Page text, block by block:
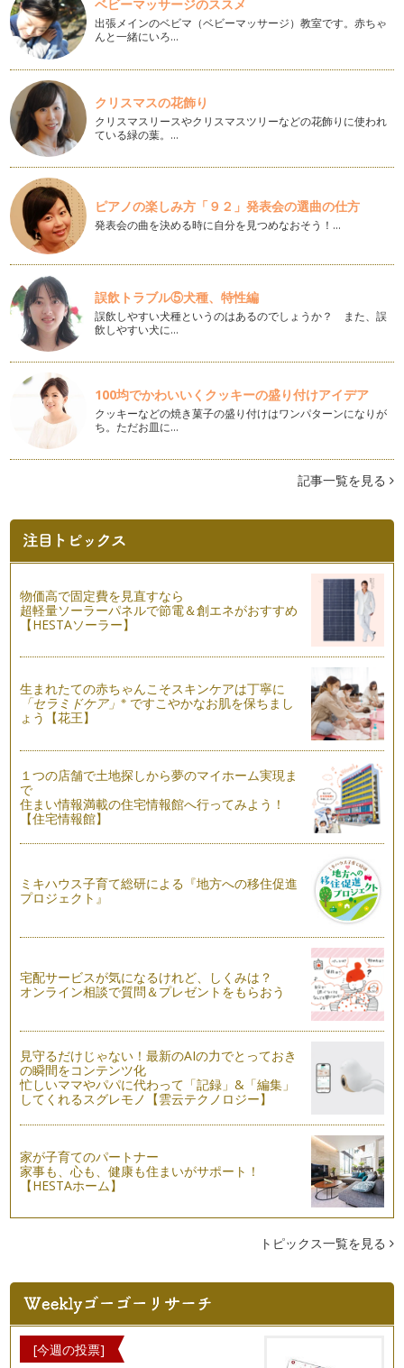
子どもへのまなざしが変わる、遊びを「作品」にする写真のス
スメ
子どもの遊びはアート！ おままごと、砂場遊び、工作遊び…。
スマホできれいな料理写真を撮る３つのポイント
フォトレッスンを始めてから7年。コンデジからスマホへと、
子ども写真を撮る道具は変…
背景をボカしたい！スマホで一眼カメラ風の写真を撮る方法
スマホで一眼カメラ風の写真が撮りたい！と思ったことはあり
ますか？ 一眼カ…
目的で選ぶ！プリント方法を使い分けるコツ
もうすぐ春休み。前回の記事では、大事な記念写真をきれい
にプリントする…
別れを絆に変える！大事な記念写真をきれいにプリントする３
つのポイント
3月になりました。新年度を控え、顔を合わせる機会が減るお
友だちもいる…
【1歳〜3歳 】イヤイヤ期のシャッターチャンス虎の巻
2歳ごろから始まるといわれるイヤイヤ期。 １歳の半ばから3
歳が終わる頃までは、…
【０ヵ月〜1歳 】赤ちゃんの月齢別シャッターチャンス虎の巻
毎日終わりのないお世話の繰り返し…。とても濃い一方で、あ
寝相はアート！不器用さんでも楽しめる「寝相コレクション」
のススメ
ここ数年、お昼寝中の赤ちゃんをスタイリングして撮影するの
が人気です。本当に寝てい…
準備が決め手！子どもの集合写真の必勝法
年末年始は親戚同士が集まったり、集合写真を撮ることが多い
子連れでも簡単キレイ！イルミネーションフォトの新常識
いよいよやってきたイルミネーションの季節。ライトアップを
イメージを操る魔法のツール☆ホワイトバランスに挑戦
光の印象を決める３つの要素、「向き」「硬さ」「色」。今回
最後に説明する「色」です…
これができたら上級者！「硬い光」の攻略法
ふわふわの赤ちゃん、元気いっぱいの笑顔、写真で表現するな
美しい光をみつけるために必要なたったひとつのこと
写真に必要なたったひとつのもの、「光」。前回は光がなくて
は写真は写らないと話しま…
どんなカメラでも使える、写真のシンプルなルール
こどもと一緒のあたらしい暮らし。かわいい写真をたくさん残
ベビーマッサージのススメ
出張メインのベビマ（ベビーマッサージ）教室です。赤ちゃ
んと一緒にいろ…
クリスマスの花飾り
クリスマスリースやクリスマスツリーなどの花飾りに使われ
ている緑の葉。…
ピアノの楽しみ方「９２」発表会の選曲の仕方
発表会の曲を決める時に自分を見つめなおそう！…
誤飲トラブル⑤犬種、特性編
誤飲しやすい犬種というのはあるのでしょうか？ また、誤
飲しやすい犬に…
100均でかわいいくクッキーの盛り付けアイデア
クッキーなどの焼き菓子の盛り付けはワンパターンになりが
ち。ただお皿に…
記事一覧を見る
物価高で固定費を見直すなら
超軽量ソーラーパネルで節電＆創エネがおすすめ
【HESTAソーラー】
生まれたての赤ちゃんこそスキンケアは丁寧に
「セラミドケア」※ ですこやかなお肌を保ちまし
ょう【花王】
１つの店舗で土地探しから夢のマイホーム実現ま
で
住まい情報満載の住宅情報館へ行ってみよう！
【住宅情報館】
ミキハウス子育て総研による『地方への移住促進
プロジェクト』
宅配サービスが気になるけれど、しくみは？
オンライン相談で質問＆プレゼントをもらおう
見守るだけじゃない！最新のAIの力でとっておき
の瞬間をコンテンツ化
忙しいママやパパに代わって「記録」&「編集」
してくれるスグレモノ【雲云テクノロジー】
家が子育てのパートナー
家事も、心も、健康も住まいがサポート！
【HESTAホーム】
トピックス一覧を見る
[今週の投票]